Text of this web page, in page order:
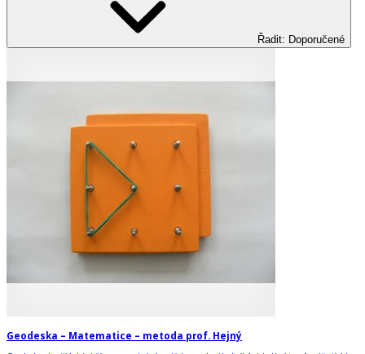
Řadit: Doporučené
Geodeska – Matematice – metoda prof. Hejný